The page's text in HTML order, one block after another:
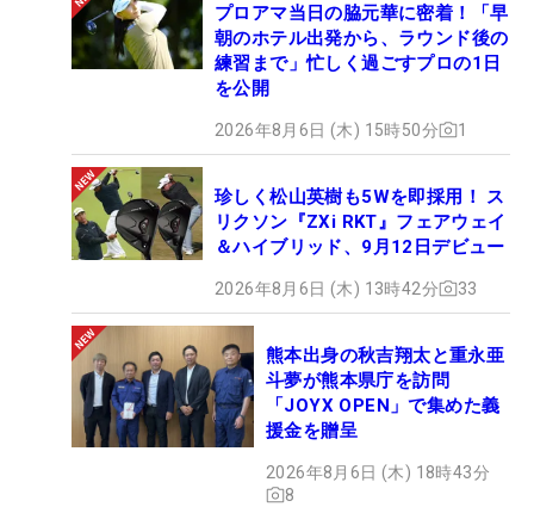
プロアマ当日の脇元華に密着！「早
朝のホテル出発から、ラウンド後の
練習まで」忙しく過ごすプロの1日
を公開
2026年8月6日 (木) 15時50分 1
珍しく松山英樹も5Wを即採用！ ス
リクソン『ZXi RKT』フェアウェイ
＆ハイブリッド、9月12日デビュー
2026年8月6日 (木) 13時42分 33
熊本出身の秋吉翔太と重永亜
斗夢が熊本県庁を訪問
「JOYX OPEN」で集めた義
援金を贈呈
2026年8月6日 (木) 18時43分
8